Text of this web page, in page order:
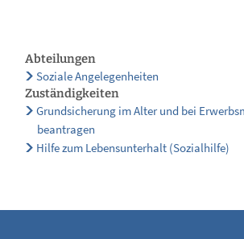
Abteilungen
Soziale Angelegenheiten
Zuständigkeiten
Grundsicherung im Alter und bei
beantragen
Hilfe zum Lebensunterhalt (Sozialhilfe)